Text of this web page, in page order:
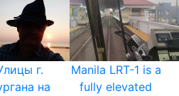
г.
на
Manila LRT-1 is a
fully elevated